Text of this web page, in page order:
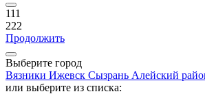
111
222
Продолжить
Выберите город
Вязники Ижевск Сызрань Алейский
или выберите из списка: